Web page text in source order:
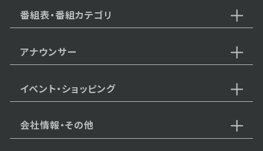
2024年08月08日 放送
番組表・番組カテゴリ
アナウンサー
イベント・ショッピング
会社情報・その他